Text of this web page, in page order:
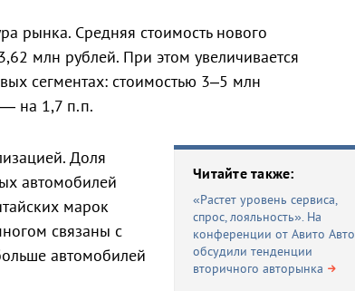
рынка. Средняя стоимость нового
млн рублей. При этом увеличивается
сегментах: стоимостью 3–5 млн
на 1,7 п.п.
Читайте также:
«Растет уровень сервиса,
спрос, лояльность». На
конференции от Авито Авто
обсудили тенденции
вторичного авторынка
Доля
автомобилей
марок
связаны с
автомобилей